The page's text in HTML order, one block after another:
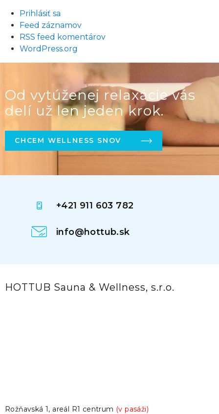
Prihlásiť sa
Feed záznamov
RSS feed komentárov
WordPress.org
Od vytúženej relaxácie vás
delí už len jeden krok.
CHCEM WELLNESS SNOV
+421 911 603 782
info@hottub.sk
HOTTUB Sauna & Wellness, s.r.o.
Rožňavská 1, areál R1 centrum (v pasáži)